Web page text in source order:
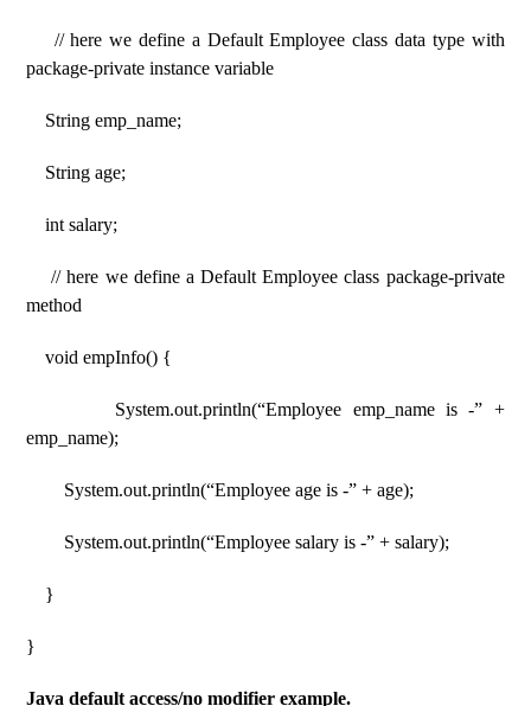
// here we define a Default Employee class data type with
package-private instance variable
String emp_name;
String age;
int salary;
// here we define a Default Employee class package-private
method
void empInfo() {
System.out.println(“Employee emp_name is -” +
emp_name);
System.out.println(“Employee age is -” + age);
System.out.println(“Employee salary is -” + salary);
}
}
Java default access/no modifier example.